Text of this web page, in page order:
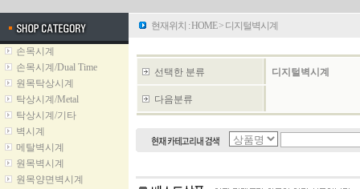
손목시계
손목시계/Dual Time
원목탁상시계
탁상시계/Metal
탁상시계/기타
벽시계
메탈벽시계
원목벽시계
원목양면벽시계
현재위치 :HOME > 디지털벽시계
선택한 분류 디지털벽시계
다음분류